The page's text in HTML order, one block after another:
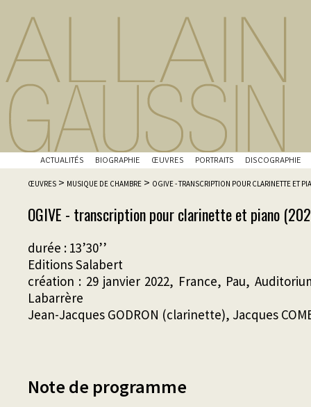
ACTUALITÉS BIOGRAPHIE ŒUVRES PORTRAITS DISCOGRAPHIE
ŒUVRES > MUSIQUE DE CHAMBRE > OGIVE - TRANSCRIPTION POUR CLARINETTE ET
OGIVE - transcription pour clarinette et piano
durée : 13’30’’
Editions Salabert
création : 29 janvier 2022, France, Pau,
Labarrère
Jean-Jacques GODRON (clarinette), Jacques
Note de programme